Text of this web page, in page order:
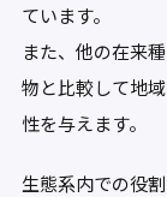
ています。
また、他の在来
物と比較して地
性を与えます。
生態系内での役